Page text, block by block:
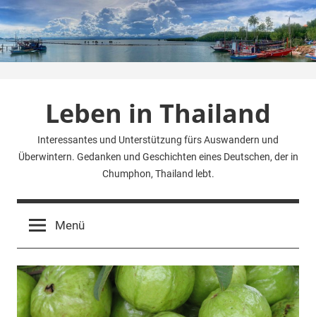
Zum
Inhalt
springen
Leben in Thailand
Interessantes und Unterstützung fürs Auswandern und
Überwintern. Gedanken und Geschichten eines Deutschen, der in
Chumphon, Thailand lebt.
Menü